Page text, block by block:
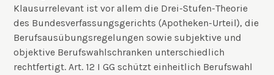
Klausurrelevant ist vor allem die Drei-Stufen-Theorie
des Bundesverfassungsgerichts (Apotheken-Urteil), die
Berufsausübungsregelungen sowie subjektive und
objektive Berufswahlschranken unterschiedlich
rechtfertigt. Art. 12 I GG schützt einheitlich Berufswahl